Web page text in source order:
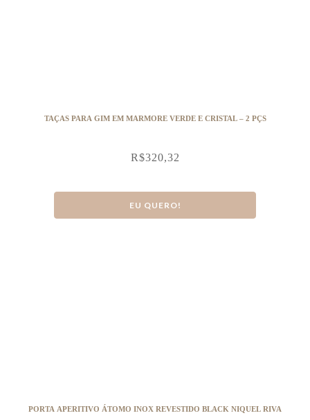
TAÇAS PARA GIM EM MARMORE VERDE E CRISTAL – 2 PÇS
R$320,32
EU QUERO!
PORTA APERITIVO ÁTOMO INOX REVESTIDO BLACK NIQUEL RIVA